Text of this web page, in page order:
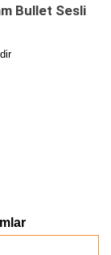
Bullet Sesli